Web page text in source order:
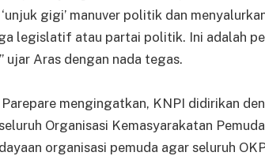
gigi’ manuver politik dan
legislatif atau partai politik. Ini adalah
ujar Aras dengan nada tegas.
mengingatkan, KNPI didirikan
Organisasi Kemasyarakatan
organisasi pemuda agar seluruh